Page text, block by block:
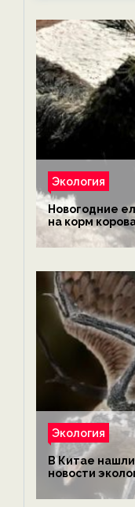
Экология
Новогодние
на корм
обезьянам,
экологии на
Экология
В Китае нашли
новости